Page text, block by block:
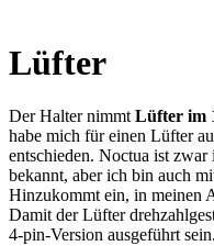
Lüfter
Der Halter nimmt Lüfter im
habe mich für einen Lüfter
entschieden. Noctua ist
bekannt, aber ich bin auch
Hinzukommt ein, in meinen
Damit der Lüfter
4-pin-Version ausgeführt sein.